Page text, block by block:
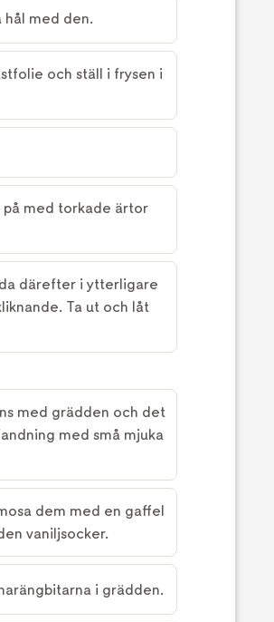
med den.
och ställ i frysen i
på med torkade ärtor
därefter i ytterligare
Ta ut och låt
med grädden och det
med små mjuka
dem med en gaffel
vaniljsocker.
i grädden.